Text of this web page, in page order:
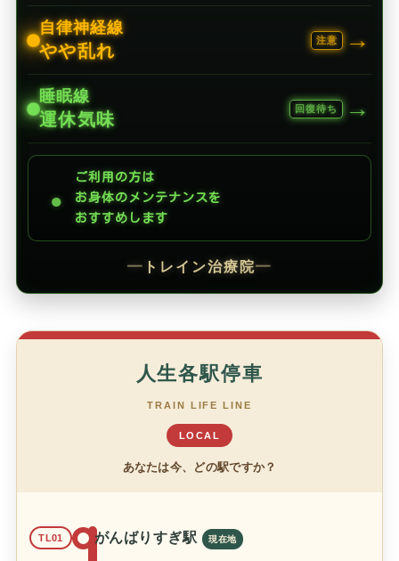
自律神経線
やや乱れ
注意 →
睡眠線
運休気味
回復待ち →
●
ご利用の方は
お身体のメンテナンスを
おすすめします
━ トレイン治療院━
人生各駅停車
TRAIN LIFE LINE
LOCAL
あなたは今、どの駅ですか？
TL01 がんばりすぎ駅